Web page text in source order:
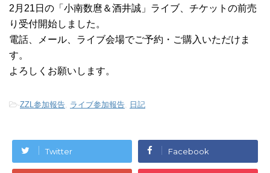
2月21日の「小南数麿＆酒井誠」ライブ、チケットの前売
り受付開始しました。
電話、メール、ライブ会場でご予約・ご購入いただけま
す。
よろしくお願いします。
-ZZL参加報告 ライブ参加報告 日記
Twitter Facebook